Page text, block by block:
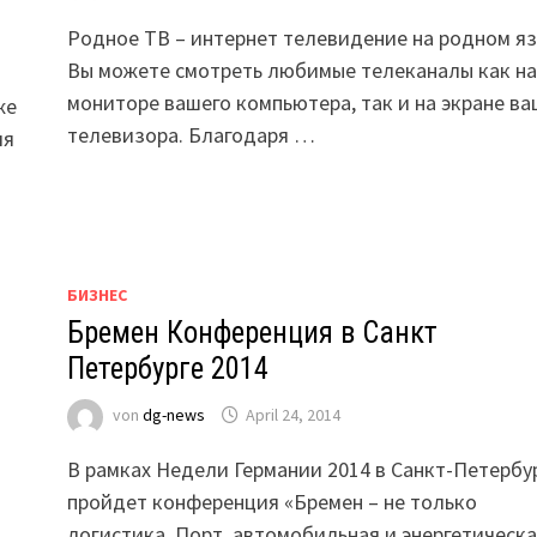
Родное ТВ – интернет телевидение на родном
Вы можете смотреть любимые телеканалы как на
мониторе вашего компьютера, так и на экране
телевизора. Благодаря …
БИЗНЕС
Бремен Конференция в Санкт
Петербурге 2014
von dg-news April 24, 2014
В рамках Недели Германии 2014 в Санкт-
пройдет конференция «Бремен – не только